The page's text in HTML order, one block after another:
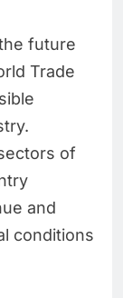
future
Trade
of
and
conditions